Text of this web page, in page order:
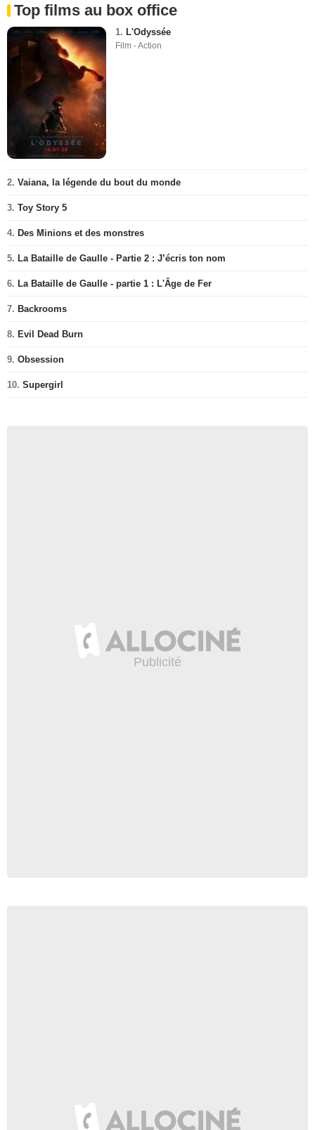
Top films au box office
1. L'Odyssée
Film - Action
2. Vaiana, la légende du bout du monde
3. Toy Story 5
4. Des Minions et des monstres
5. La Bataille de Gaulle - Partie 2 : J’écris ton nom
6. La Bataille de Gaulle - partie 1 : L'Âge de Fer
7. Backrooms
8. Evil Dead Burn
9. Obsession
10. Supergirl